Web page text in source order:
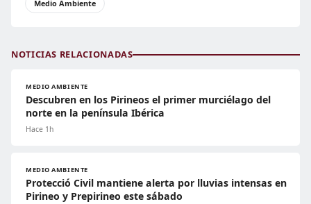
Medio Ambiente
NOTICIAS RELACIONADAS
MEDIO AMBIENTE
Descubren en los Pirineos el primer murciélago del
norte en la península Ibérica
Hace 1h
MEDIO AMBIENTE
Protecció Civil mantiene alerta por lluvias intensas en
Pirineo y Prepirineo este sábado